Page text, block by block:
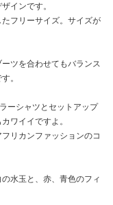
インです。
フリーサイズ。サイズが
ツを合わせてもバランス
。
ーシャツとセットアップ
ワイイですよ。
リカンファッションのコ
水玉と、赤、青色のフィ